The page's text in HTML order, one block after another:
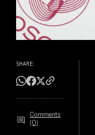
SHARE:
Comments
(0)